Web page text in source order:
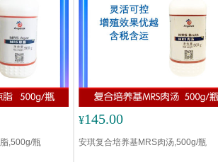
,500g/瓶
¥145.00
安琪复合培养基MRS肉汤,500g/瓶